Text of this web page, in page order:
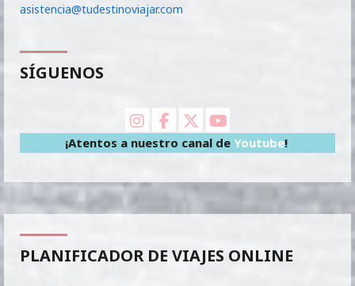
asistencia@tudestinoviajar.com
SÍGUENOS
instagramfacebookX Twitter
¡Atentos a nuestro canal de Youtube!
PLANIFICADOR DE VIAJES ONLINE